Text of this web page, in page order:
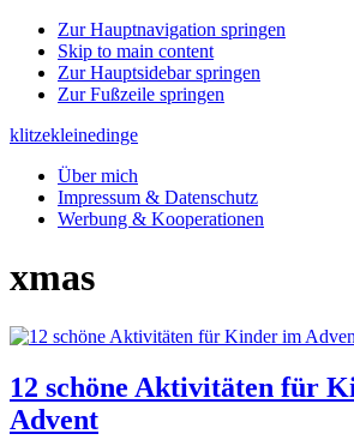
Zur Hauptnavigation springen
Skip to main content
Zur Hauptsidebar springen
Zur Fußzeile springen
klitzekleinedinge
Über mich
Impressum & Datenschutz
Werbung & Kooperationen
xmas
12 schöne Aktivitäten für
Advent